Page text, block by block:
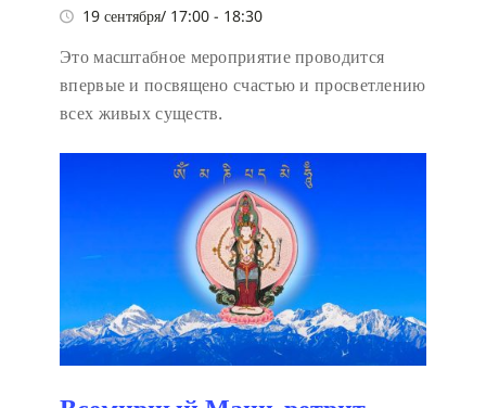
19 сентября/ 17:00 - 18:30
Это масштабное мероприятие проводится
впервые и посвящено счастью и просветлению
всех живых существ.